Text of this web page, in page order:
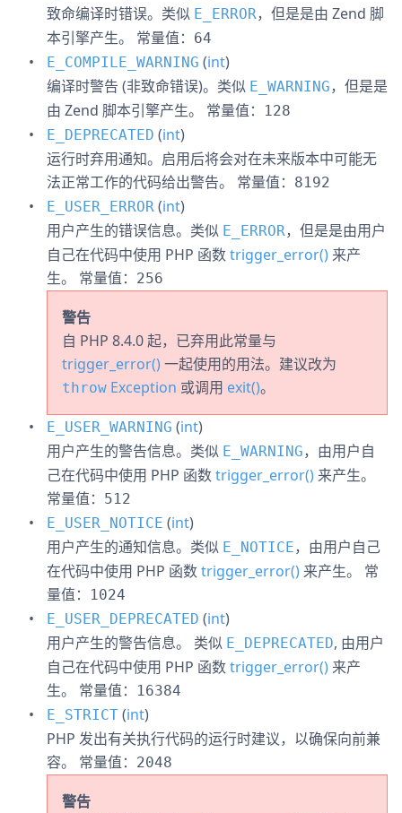
致命编译时错误。类似 E_ERROR，但是是由 Zend 脚
本引擎产生。 常量值：
64
E_COMPILE_WARNING (int)
编译时警告 (非致命错误)。类似 E_WARNING，但是是
由 Zend 脚本引擎产生。 常量值：
128
E_DEPRECATED (int)
运行时弃用通知。启用后将会对在未来版本中可能无
法正常工作的代码给出警告。 常量值：
8192
E_USER_ERROR (int)
用户产生的错误信息。类似 E_ERROR，但是是由用户
自己在代码中使用 PHP 函数trigger_error() 来产
生。 常量值： 256
警告
自 PHP 8.4.0 起，已弃用此常量与
trigger_error()一起使用的用法。建议改为
throw Exception 或调用 exit()。
E_USER_WARNING (int)
用户产生的警告信息。类似 E_WARNING，由用户自
己在代码中使用 PHP 函数trigger_error() 来产生。
常量值：
512
E_USER_NOTICE (int)
用户产生的通知信息。类似 E_NOTICE，由用户自己
在代码中使用 PHP 函数trigger_error() 来产生。 常
量值：
1024
E_USER_DEPRECATED (int)
用户产生的警告信息。 类似 E_DEPRECATED, 由用户
自己在代码中使用 PHP 函数trigger_error() 来产
生。 常量值：
16384
E_STRICT (int)
PHP 发出有关执行代码的运行时建议，以确保向前兼
容。 常量值： 2048
警告